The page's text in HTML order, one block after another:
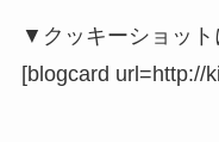
▼クッキーショット
[blogcard url=http://